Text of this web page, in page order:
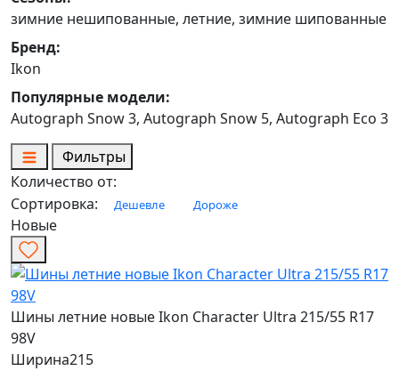
зимние нешипованные, летние, зимние шипованные
Бренд:
Ikon
Популярные модели:
Autograph Snow 3, Autograph Snow 5, Autograph Eco 3
Фильтры
Количество от:
Сортировка:
Дешевле Дороже
Новые
Шины летние новые Ikon Character Ultra 215/55 R17
98V
Ширина215